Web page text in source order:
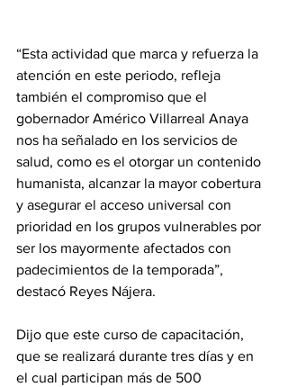
“Esta actividad que marca y refuerza la
atención en este periodo, refleja
también el compromiso que el
gobernador Américo Villarreal Anaya
nos ha señalado en los servicios de
salud, como es el otorgar un contenido
humanista, alcanzar la mayor cobertura
y asegurar el acceso universal con
prioridad en los grupos vulnerables por
ser los mayormente afectados con
padecimientos de la temporada”,
destacó Reyes Nájera.
Dijo que este curso de capacitación,
que se realizará durante tres días y en
el cual participan más de 500